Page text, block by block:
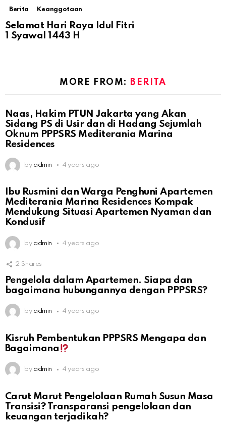
Berita Keanggotaan
Selamat Hari Raya Idul Fitri
1 Syawal 1443 H
MORE FROM: BERITA
Naas, Hakim PTUN Jakarta yang Akan
Sidang PS di Usir dan di Hadang Sejumlah
Oknum PPPSRS Mediterania Marina
Residences
by admin 4 years ago
Ibu Rusmini dan Warga Penghuni Apartemen
Mediterania Marina Residences Kompak
Mendukung Situasi Apartemen Nyaman dan
Kondusif
by admin 4 years ago
2 Shares
Pengelola dalam Apartemen. Siapa dan
bagaimana hubungannya dengan PPPSRS?
by admin 4 years ago
Kisruh Pembentukan PPPSRS Mengapa dan
Bagaimana
by admin 4 years ago
Carut Marut Pengelolaan Rumah Susun Masa
Transisi? Transparansi pengelolaan dan
keuangan terjadikah?